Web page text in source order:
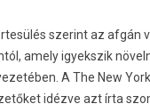
szerint az afgán
amely igyekszik
A The New
idézve azt írta